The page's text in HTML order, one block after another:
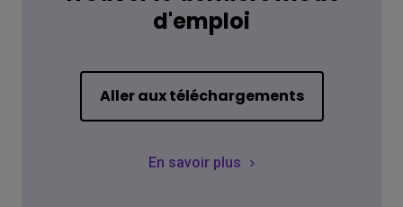
d'emploi
Aller aux téléchargements
En savoir plus